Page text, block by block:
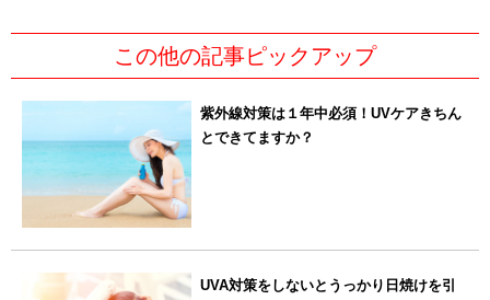
この他の記事ピックアップ
紫外線対策は１年中必須！UVケアきちん
とできてますか？
UVA対策をしないとうっかり日焼けを引